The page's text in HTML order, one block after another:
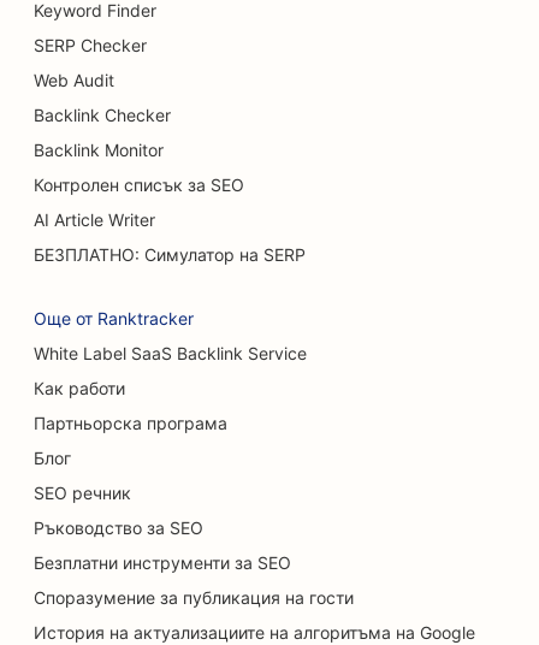
SEO оптимизация за услуги за уголемяване на
гърдите
SEO за бюфетни ресторанти
SEO за магазини за торти
SEO за автокъщи
SEO за хирурзи по изгаряния
SEO за автомивки
SEO оптимизация за ресторанти с
нестандартно меню
SEO за услуги за химически пилинг
SEO за котешки кафенета
Keyword Finder
SERP Checker
Web Audit
Backlink Checker
Backlink Monitor
Контролен списък за SEO
AI Article Writer
БЕЗПЛАТНО: Симулатор на SERP
Още от Ranktracker
White Label SaaS Backlink Service
Как работи
Партньорска програма
Блог
SEO речник
Ръководство за SEO
Безплатни инструменти за SEO
Споразумение за публикация на гости
История на актуализациите на алгоритъма на Google